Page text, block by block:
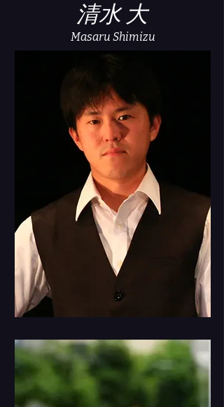
​清水 大
Masaru Shimizu